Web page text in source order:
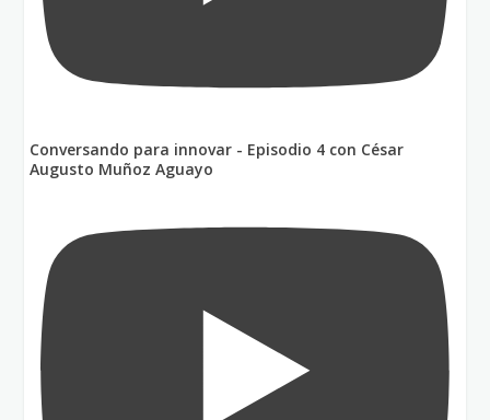
Conversando para innovar - Episodio 4 con César
Augusto Muñoz Aguayo